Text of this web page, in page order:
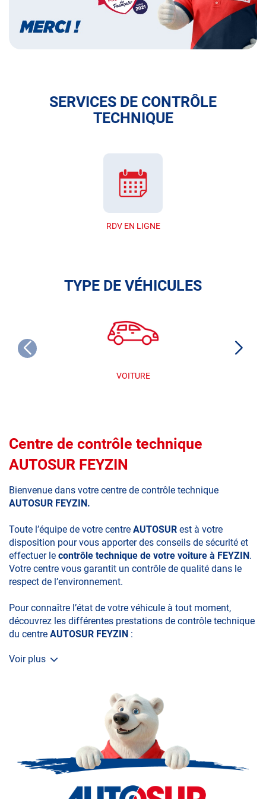
SERVICES DE CONTRÔLE
TECHNIQUE
RDV EN LIGNE
TYPE DE VÉHICULES
VOITURE
Centre de contrôle technique
AUTOSUR FEYZIN
Bienvenue dans votre centre de contrôle technique
AUTOSUR FEYZIN.
Toute l’équipe de votre centre AUTOSUR est à votre
disposition pour vous apporter des conseils de sécurité et
effectuer le contrôle technique de votre voiture à FEYZIN .
Votre centre vous garantit un contrôle de qualité dans le
respect de l’environnement.
Pour connaître l’état de votre véhicule à tout moment,
découvrez les différentes prestations de contrôle technique
du centre AUTOSUR FEYZIN :
• le contrôle technique obligatoire
• le contrôle des véhicules hybrides ou électriques
• le contrôle technique des véhicules GPL/Gaz*
• le contrôle de la Catégorie L (moto, scooter, mobylette, 3
Voir plus